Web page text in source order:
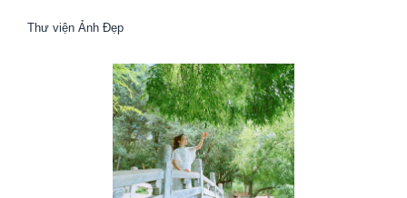
Thư viện Ảnh Đẹp